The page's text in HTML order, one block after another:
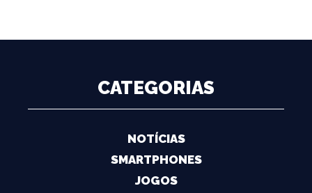
CATEGORIAS
NOTÍCIAS
SMARTPHONES
JOGOS